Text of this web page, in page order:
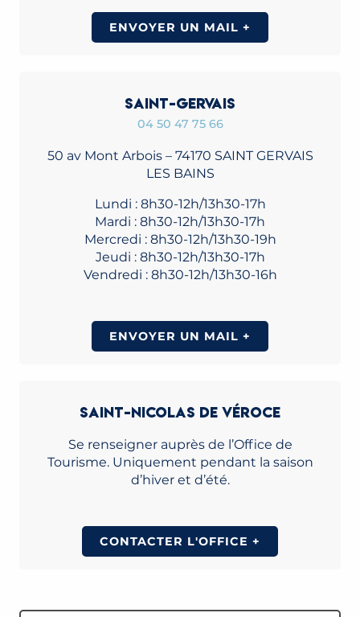
ENVOYER UN MAIL +
SAINT-GERVAIS
04 50 47 75 66
50 av Mont Arbois – 74170 SAINT GERVAIS
LES BAINS
Lundi : 8h30-12h/13h30-17h
Mardi : 8h30-12h/13h30-17h
Mercredi : 8h30-12h/13h30-19h
Jeudi : 8h30-12h/13h30-17h
Vendredi : 8h30-12h/13h30-16h
ENVOYER UN MAIL +
SAINT-NICOLAS DE VÉROCE
Se renseigner auprès de l’Office de
Tourisme. Uniquement pendant la saison
d’hiver et d’été.
CONTACTER L'OFFICE +